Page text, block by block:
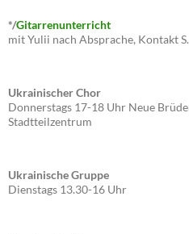
*/Gitarrenunterricht
mit Yulii nach Absprache, Kontakt
Ukrainischer Chor
Donnerstags 17-18 Uhr Neue
Stadtteilzentrum
Ukrainische Gruppe
Dienstags 13.30-16 Uhr